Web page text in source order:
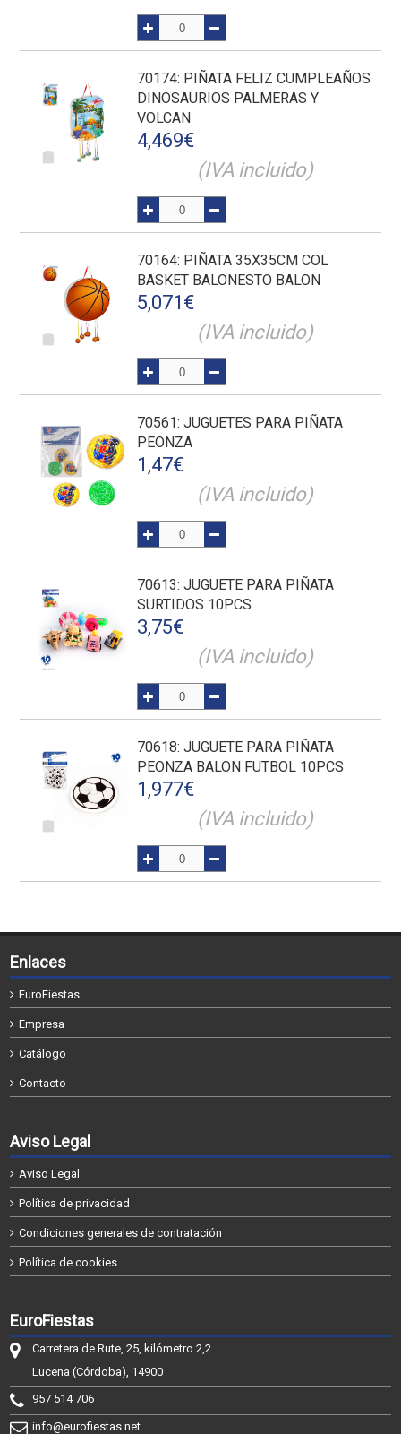
70174: PIÑATA FELIZ CUMPLEAÑOS
DINOSAURIOS PALMERAS Y
VOLCAN
4,469€
(IVA incluido)
70164: PIÑATA 35X35CM COL
BASKET BALONESTO BALON
5,071 €
(IVA incluido)
70561: JUGUETES PARA PIÑATA
PEONZA
1,47€
(IVA incluido)
70613: JUGUETE PARA PIÑATA
SURTIDOS 10PCS
3,75€
(IVA incluido)
70618: JUGUETE PARA PIÑATA
PEONZA BALON FUTBOL 10PCS
1,977€
(IVA incluido)
Enlaces
EuroFiestas
Empresa
Catálogo
Contacto
Aviso Legal
Aviso Legal
Política de privacidad
Condiciones generales de contratación
Política de cookies
EuroFiestas
Carretera de Rute, 25, kilómetro 2,2
Lucena (Córdoba), 14900
957 514 706
info@eurofiestas.net